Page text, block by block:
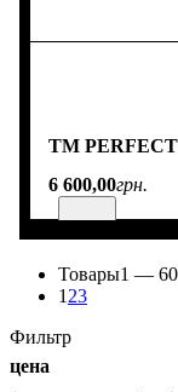
TM
6 600,00грн.
Товары1 — 60
123
Фильтр
цена